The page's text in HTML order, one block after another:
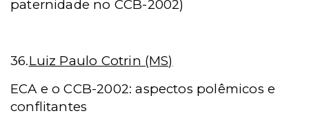
paternidade no CCB-2002)
36.Luiz Paulo Cotrin (MS)
ECA e o CCB-2002: aspectos polêmicos e
conflitantes